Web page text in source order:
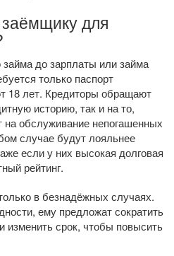
заёмщику для
до зарплаты или займа
только паспорт
18 лет. Кредиторы обращают
историю, так и на то,
на обслуживание непогашенных
случае будут лояльнее
если у них высокая долговая
рейтинг.
в безнадёжных случаях.
ему предложат сократить
срок, чтобы повысить